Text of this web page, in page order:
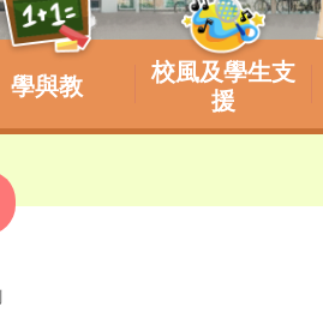
學與教
校風及學生支
援